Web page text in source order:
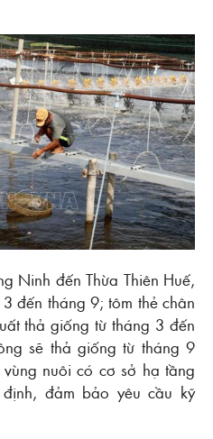
Ninh đến Thừa Thiên Huế,
đến tháng 9; tôm thẻ chân
thả giống từ tháng 3 đến
sẽ thả giống từ tháng 9
nuôi có cơ sở hạ tầng
đảm bảo yêu cầu kỹ